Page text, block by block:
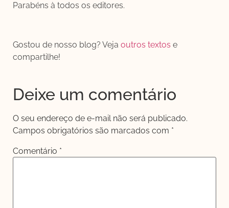
Parabéns à todos os editores.
Gostou de nosso blog? Veja outros textos e
compartilhe!
Deixe um comentário
O seu endereço de e-mail não será publicado.
Campos obrigatórios são marcados com *
Comentário *